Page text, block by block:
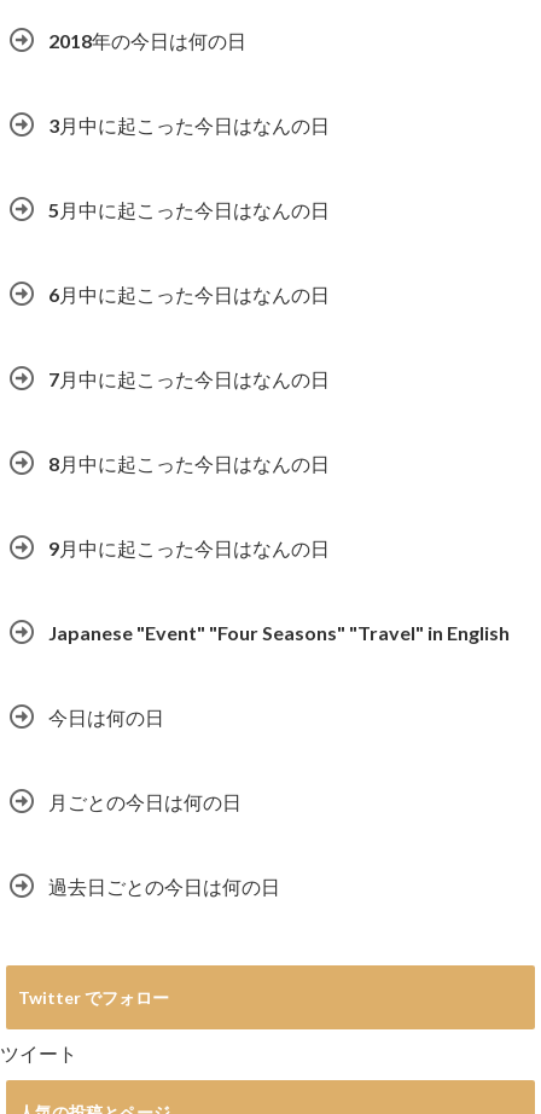
2018年の今日は何の日
3月中に起こった今日はなんの日
5月中に起こった今日はなんの日
6月中に起こった今日はなんの日
7月中に起こった今日はなんの日
8月中に起こった今日はなんの日
9月中に起こった今日はなんの日
Japanese "Event" "Four Seasons" "Travel" in English
今日は何の日
月ごとの今日は何の日
過去日ごとの今日は何の日
Twitter でフォロー
ツイート